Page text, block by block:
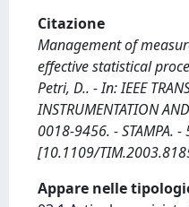
Citazione
Management of
effective statistical
Petri, D.. - In: IEEE
INSTRUMENTATION
0018-9456. - STAMPA.
[10.1109/
Appare nelle